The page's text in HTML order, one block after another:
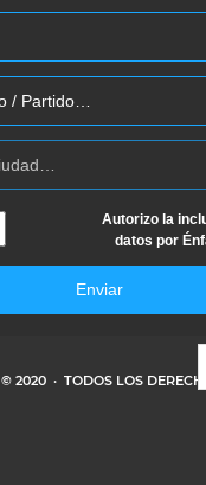
Autorizo la
datos por
Enviar
© 2020 · TODOS LOS